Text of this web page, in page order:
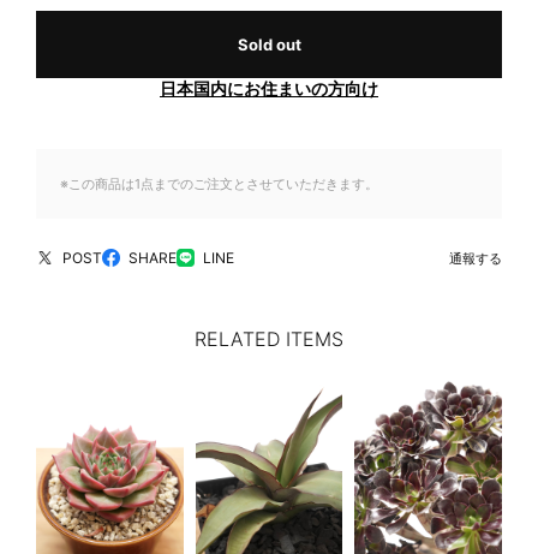
Sold out
日本国内にお住まいの方向け
※この商品は1点までのご注文とさせていただきます。
POST SHARE LINE 通報する
RELATED ITEMS